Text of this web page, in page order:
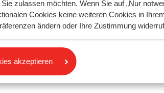
zulassen möchten. Wenn Sie auf „Nur
Cookies keine weiteren Cookies in
ändern oder Ihre Zustimmung
akzeptieren